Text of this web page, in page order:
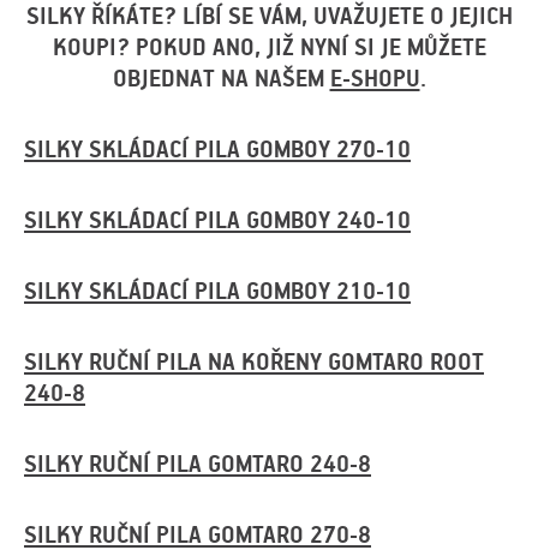
SILKY ŘÍKÁTE? LÍBÍ SE VÁM, UVAŽUJETE O JEJICH
KOUPI? POKUD ANO, JIŽ NYNÍ SI JE MŮŽETE
OBJEDNAT NA NAŠEM E-SHOPU.
SILKY SKLÁDACÍ PILA GOMBOY 270-10
SILKY SKLÁDACÍ PILA GOMBOY 240-10
SILKY SKLÁDACÍ PILA GOMBOY 210-10
SILKY RUČNÍ PILA NA KOŘENY GOMTARO ROOT
240-8
SILKY RUČNÍ PILA GOMTARO 240-8
SILKY RUČNÍ PILA GOMTARO 270-8